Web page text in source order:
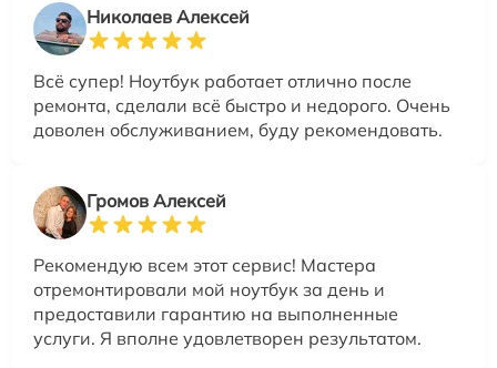
Николаев Алексей
Всё супер! Ноутбук работает отлично после
ремонта, сделали всё быстро и недорого. Очень
доволен обслуживанием, буду рекомендовать.
Громов Алексей
Рекомендую всем этот сервис! Мастера
отремонтировали мой ноутбук за день и
предоставили гарантию на выполненные
услуги. Я вполне удовлетворен результатом.